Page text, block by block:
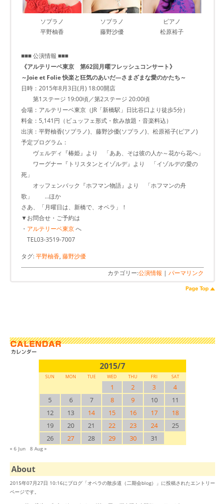
ソプラノ
平野柚香
ソプラノ
藤野沙優
ピアノ
松原裕子
■■■ 公演情報 ■■■
《アルテリーベ東京 第62回月曜フレッシュコンサート》
～Joie et Folie 快楽と狂気のあいだ―さまざまな愛のかたち～
日時：2015年8月3日(月) 18:00開店
第1ステージ 19:00頃／第2ステージ 20:00頃
会場：アルテリーベ東京（JR「新橋駅」日比谷口より徒歩5分）
料金：5,141円（ビュッフェ形式・飲み放題・音楽料込）
出演：平野柚香(ソプラノ)、藤野沙優(ソプラノ)、松原裕子(ピアノ)
予定プログラム：
ヴェルディ『椿姫』より 「ああ、そは彼の人か～花から花へ」
ワーグナー『トリスタンとイゾルデ』より 「イゾルデの愛の
死」
オッフェンバック『ホフマン物語』より 「ホフマンの舟
歌」 …ほか
さあ、「月曜日は、新橋で、オペラ」！
▼お問合せ・ご予約は
・ アルテリーベ東京へ
TEL03-3519-7007
タグ:平野柚香, 藤野沙優
カテゴリー:公演情報 | パーマリンク
2015/7
SUN MON TUE WED THU FRI SAT
1 2 3
4
5
6 7 8 9 10
11
12
13 14 15 16 17
18
19
20 21 22 23 24
25
26
27 28 29 30 31
« 6 Jun 8 Aug »
About
2015年07月27日 10:16にブログ「オペラの散歩道（二期会blog）」に投稿されたエントリー
ページです。